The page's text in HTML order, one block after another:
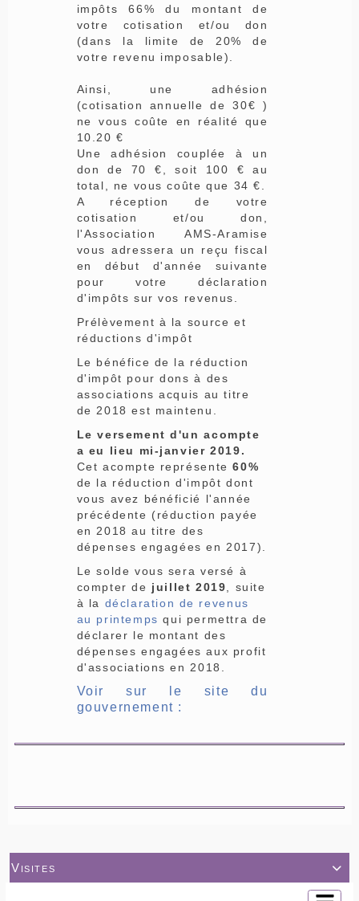
impôts 66% du montant de
votre cotisation et/ou don
(dans la limite de 20% de
votre revenu imposable).
Ainsi, une adhésion
(cotisation annuelle de 30€ )
ne vous coûte en réalité que
10.20 €
Une adhésion couplée à un
don de 70 €, soit 100 € au
total, ne vous coûte que 34 €.
A réception de votre
cotisation et/ou don,
l'Association AMS-Aramise
vous adressera un reçu fiscal
en début d'année suivante
pour votre déclaration
d'impôts sur vos revenus.
Prélèvement à la source et
réductions d'impôt
Le bénéfice de la réduction
d'impôt pour dons à des
associations acquis au titre
de 2018 est maintenu.
Le versement d'un acompte
a eu lieu mi-janvier 2019.
Cet acompte représente 60%
de la réduction d'impôt dont
vous avez bénéficié l'année
précédente (réduction payée
en 2018 au titre des
dépenses engagées en 2017).
Le solde vous sera versé à
compter de juillet 2019 , suite
à la déclaration de revenus
au printemps qui permettra de
déclarer le montant des
dépenses engagées aux profit
d'associations en 2018.
Voir sur le site du
gouvernement :

Visites